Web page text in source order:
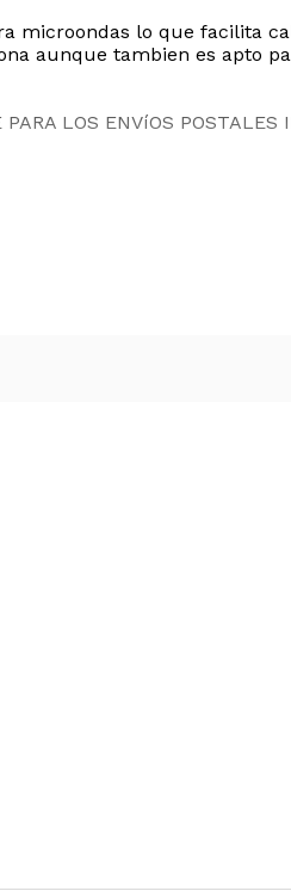
microondas lo que facilita
aunque tambien es apto
LOS ENVíOS POSTALES